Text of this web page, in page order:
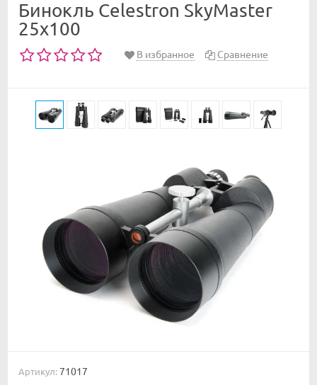
Бинокль Celestron SkyMaster
25x100
В избранное Сравнение
Артикул: 71017